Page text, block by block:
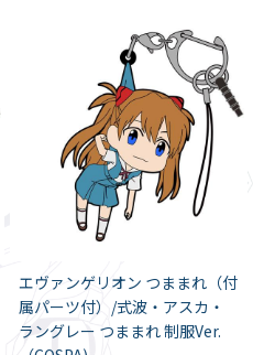
エヴァンゲリオン つままれ（付
属パーツ付）/式波・アスカ・
ラングレー つままれ 制服Ver.